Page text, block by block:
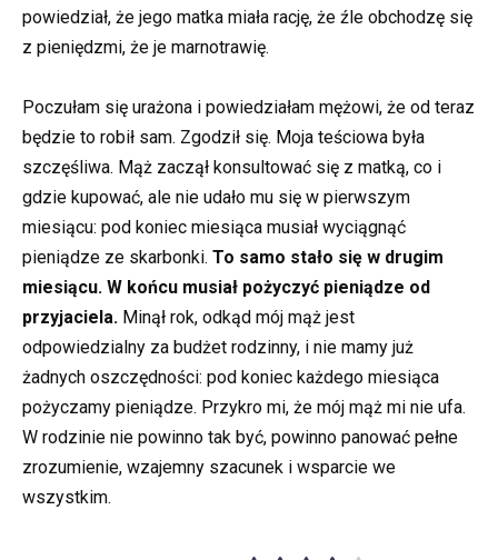
powiedział, że jego matka miała rację, że źle obchodzę się
z pieniędzmi, że je marnotrawię.
Poczułam się urażona i powiedziałam mężowi, że od teraz
będzie to robił sam. Zgodził się. Moja teściowa była
szczęśliwa. Mąż zaczął konsultować się z matką, co i
gdzie kupować, ale nie udało mu się w pierwszym
miesiącu: pod koniec miesiąca musiał wyciągnąć
pieniądze ze skarbonki. To samo stało się w drugim
miesiącu. W końcu musiał pożyczyć pieniądze od
przyjaciela. Minął rok, odkąd mój mąż jest
odpowiedzialny za budżet rodzinny, i nie mamy już
żadnych oszczędności: pod koniec każdego miesiąca
pożyczamy pieniądze. Przykro mi, że mój mąż mi nie ufa.
W rodzinie nie powinno tak być, powinno panować pełne
zrozumienie, wzajemny szacunek i wsparcie we
wszystkim.